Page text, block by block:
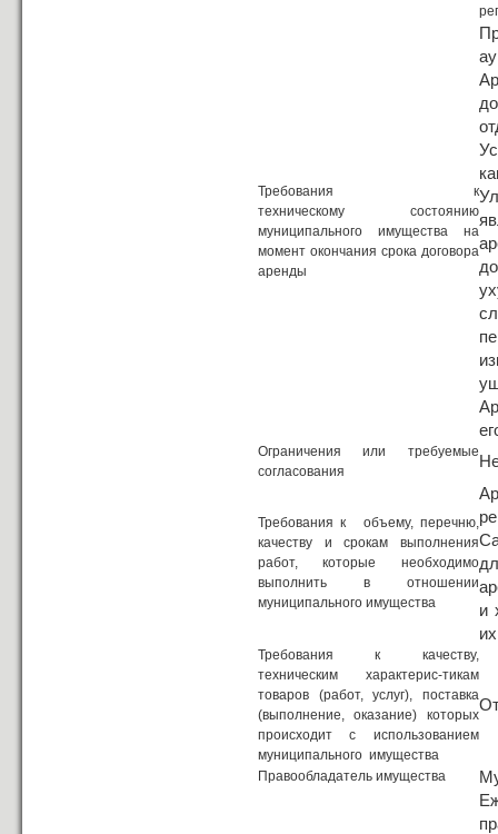
Требования к
техническому состоянию
муниципального имущества на
момент окончания срока договора
аренды
Ограничения или требуемые
согласования
Требования к объему, перечню,
качеству и срокам выполнения
работ, которые необходимо
выполнить в отношении
муниципального имущества
и
Требования к качеству,
техническим характерис-тикам
товаров (работ, услуг), поставка
(выполнение, оказание) которых
происходит с использованием
муниципального имущества
Правообладатель имущества